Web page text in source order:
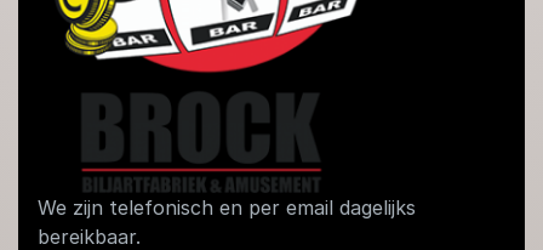
We zijn telefonisch en per email dagelijks
bereikbaar.